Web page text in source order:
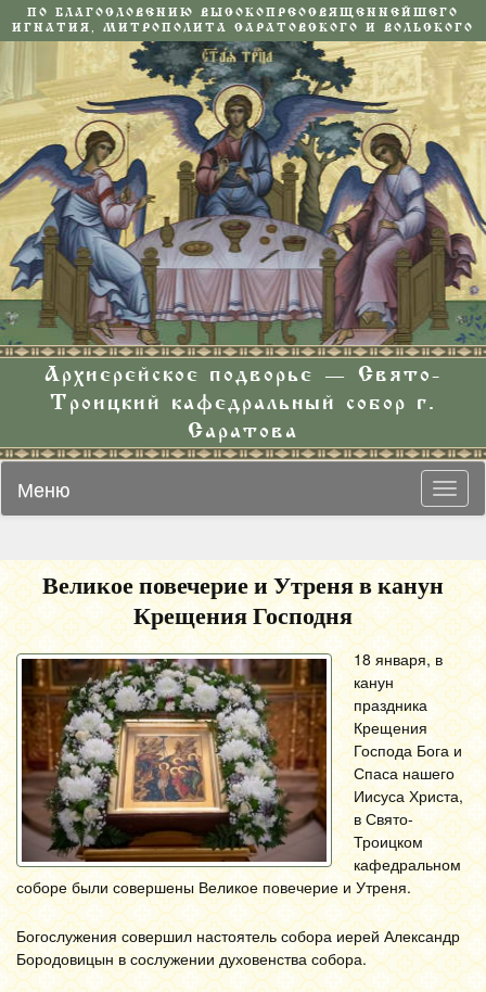
ПО БЛАГОСЛОВЕНИЮ ВЫСОКОПРЕОСВЯЩЕННЕЙШЕГО
ИГНАТИЯ, МИТРОПОЛИТА САРАТОВСКОГО И ВОЛЬСКОГО
Архиерейское подворье — Свято-
Троицкий кафедральный собор г.
Саратова
Меню
Великое повечерие и Утреня в канун
Крещения Господня
18 января, в
канун
праздника
Крещения
Господа Бога и
Спаса нашего
Иисуса Христа,
в Свято-
Троицком
кафедральном
соборе были совершены Великое повечерие и Утреня.
Богослужения совершил настоятель собора иерей Александр
Бородовицын в сослужении духовенства собора.